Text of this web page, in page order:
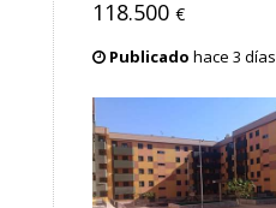
118.500 €
Publicado hace 3 días